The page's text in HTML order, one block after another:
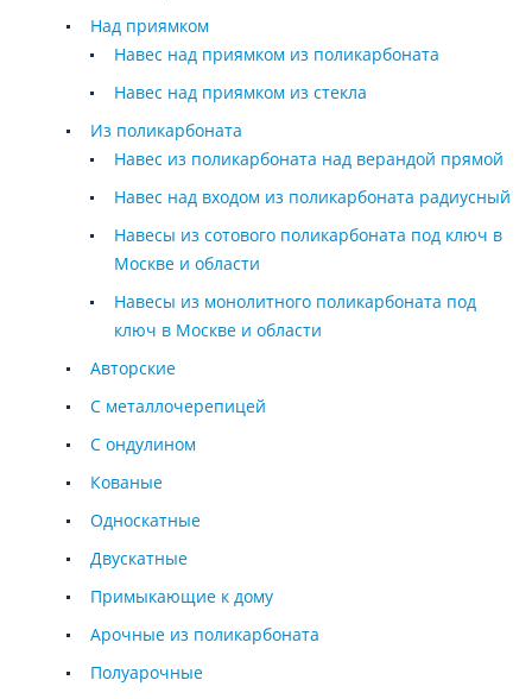
Над приямком
Навес над приямком из поликарбоната
Навес над приямком из стекла
Из поликарбоната
Навес из поликарбоната над верандой прямой
Навес над входом из поликарбоната радиусный
Навесы из сотового поликарбоната под ключ в
Москве и области
Навесы из монолитного поликарбоната под
ключ в Москве и области
Авторские
С металлочерепицей
С ондулином
Кованые
Односкатные
Двускатные
Примыкающие к дому
Арочные из поликарбоната
Полуарочные